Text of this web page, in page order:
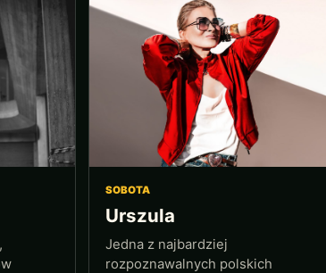
SOBOTA
Urszula
Jedna z najbardziej
rozpoznawalnych polskich